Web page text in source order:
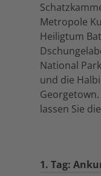
Metropole
Heiligtum
National
und die
lassen Sie
1. Tag: